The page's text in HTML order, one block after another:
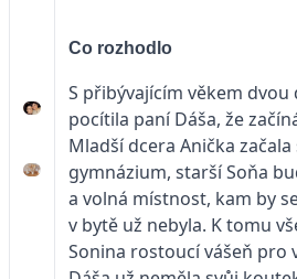
Co rozhodlo
S přibývajícím věkem
pocítila paní Dáša, že
Mladší dcera Anička
gymnázium, starší Soňa
a volná místnost, kam by
v bytě už nebyla. K tomu
Sonina rostoucí vášeň pro